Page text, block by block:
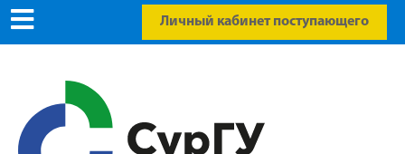
Личный кабинет поступающего